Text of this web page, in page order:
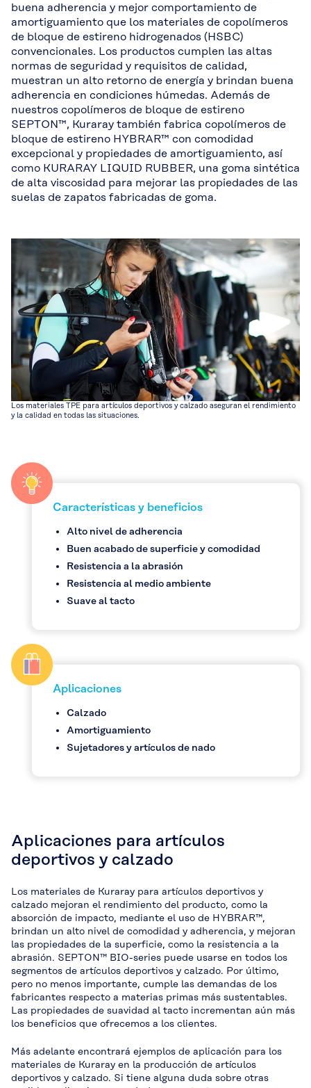
buena adherencia y mejor comportamiento de
amortiguamiento que los materiales de copolímeros
de bloque de estireno hidrogenados (HSBC)
convencionales. Los productos cumplen las altas
normas de seguridad y requisitos de calidad,
muestran un alto retorno de energía y brindan buena
adherencia en condiciones húmedas. Además de
nuestros copolímeros de bloque de estireno
SEPTON™, Kuraray también fabrica copolímeros de
bloque de estireno HYBRAR™ con comodidad
excepcional y propiedades de amortiguamiento, así
como KURARAY LIQUID RUBBER, una goma sintética
de alta viscosidad para mejorar las propiedades de las
suelas de zapatos fabricadas de goma.
Los materiales TPE para artículos deportivos y calzado aseguran el rendimiento
y la calidad en todas las situaciones.
Características y beneficios
Alto nivel de adherencia
Buen acabado de superficie y comodidad
Resistencia a la abrasión
Resistencia al medio ambiente
Suave al tacto
Aplicaciones
Calzado
Amortiguamiento
Sujetadores y artículos de nado
Aplicaciones para artículos
deportivos y calzado
Los materiales de Kuraray para artículos deportivos y
calzado mejoran el rendimiento del producto, como la
absorción de impacto, mediante el uso de HYBRAR™,
brindan un alto nivel de comodidad y adherencia, y mejoran
las propiedades de la superficie, como la resistencia a la
abrasión. SEPTON™ BIO-series puede usarse en todos los
segmentos de artículos deportivos y calzado. Por último,
pero no menos importante, cumple las demandas de los
fabricantes respecto a materias primas más sustentables.
Las propiedades de suavidad al tacto incrementan aún más
los beneficios que ofrecemos a los clientes.
Más adelante encontrará ejemplos de aplicación para los
materiales de Kuraray en la producción de artículos
deportivos y calzado. Si tiene alguna duda sobre otras